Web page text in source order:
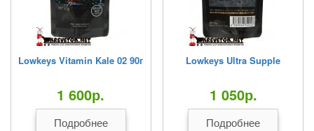
Lowkeys Vitamin Kale 02 90г
1 600р.
Подробнее
Lowkeys Ultra Supple
1 050р.
Подробнее